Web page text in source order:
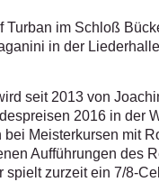
Turban im Schloß
in der
seit 2013 von
2016 in der
Meisterkursen mit
Aufführungen des
zurzeit ein 7/8-